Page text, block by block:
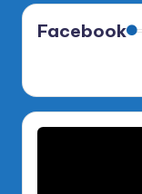
Facebook